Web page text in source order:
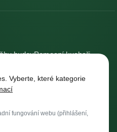
budovPomocní kuchaři
vozíků
a pomocníci
a speciálních vozidel
podle profese →
Vyberte, které kategorie
fungování webu (přihlášení,